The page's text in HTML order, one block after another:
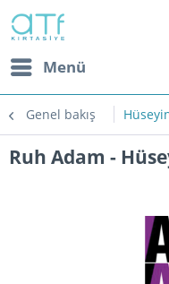
Menü
Genel bakış
Ruh Adam -